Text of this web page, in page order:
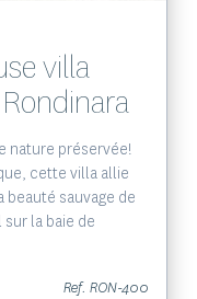
villa
nature préservée!
cette villa allie
sauvage de
la baie de
Ref. RON-400